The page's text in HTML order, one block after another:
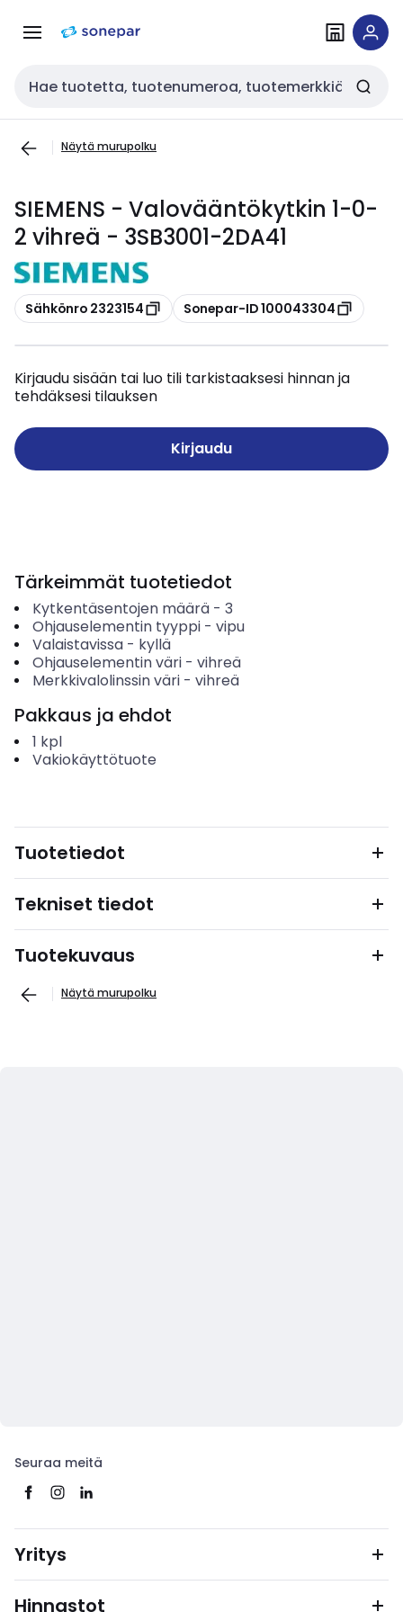
navigointiinsisältöön
Haku
Näytä murupolku
SIEMENS - Valovääntökytkin 1-0-
2 vihreä - 3SB3001-2DA41
Kopioi
Sähkönro 2323154 Kopioi
Sonepar-ID 100043304
Kirjaudu sisään tai luo tili tarkistaaksesi hinnan ja
tehdäksesi tilauksen
Kirjaudu
Tärkeimmät tuotetiedot
Kytkentäsentojen määrä- 3
Ohjauselementin tyyppi- vipu
Valaistavissa- kyllä
Ohjauselementin väri- vihreä
Merkkivalolinssin väri- vihreä
Pakkaus ja ehdot
1 kpl
Vakiokäyttötuote
Tuotetiedot
Tekniset tiedot
Tuotekuvaus
Näytä murupolku
Seuraa meitä
Yritys
Hinnastot